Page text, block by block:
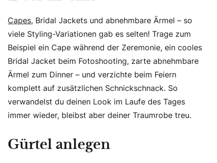
Capes, Bridal Jackets und abnehmbare Ärmel – so
viele Styling-Variationen gab es selten! Trage zum
Beispiel ein Cape während der Zeremonie, ein cooles
Bridal Jacket beim Fotoshooting, zarte abnehmbare
Ärmel zum Dinner – und verzichte beim Feiern
komplett auf zusätzlichen Schnickschnack. So
verwandelst du deinen Look im Laufe des Tages
immer wieder, bleibst aber deiner Traumrobe treu.
Gürtel anlegen